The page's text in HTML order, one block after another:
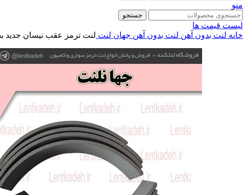
منو
جستجو
لیست قیمت ها
خانه لنت بدون آهن لنت بدون آهن جهان لنت لنت ترمز عقب نیسان جدید بدون کفشک (7 میل)